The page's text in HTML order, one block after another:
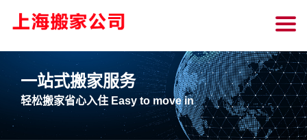
一站式搬家服务
轻松搬家省心入住 Easy to move in